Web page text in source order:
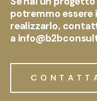
potremmo essere
realizzarlo,
a